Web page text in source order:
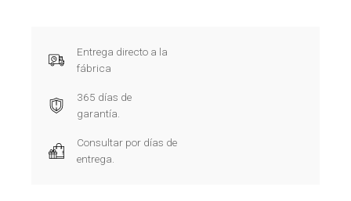
Entrega directo a la
fábrica
365 días de
garantía.
Consultar por días de
entrega.